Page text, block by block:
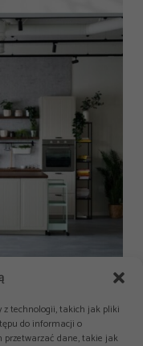
z technologii, takich jak pliki
do informacji o
przetwarzać dane, takie jak